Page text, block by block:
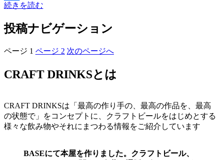
共
有
続きを読む
投稿ナビゲーション
ページ 1 ページ 2 次のページへ
CRAFT DRINKSとは
CRAFT DRINKSは「最高の作り手の、最高の作品を、最高
の状態で」をコンセプトに、クラフトビールをはじめとする
様々な飲み物やそれにまつわる情報をご紹介しています
BASEにて本屋を作りました。クラフトビール、